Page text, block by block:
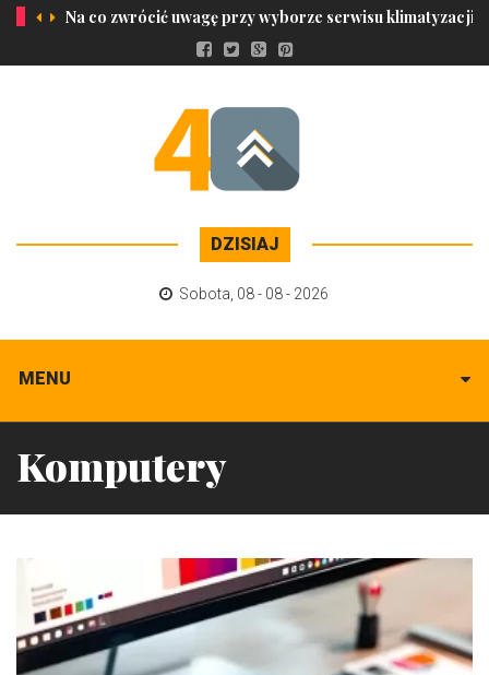
Na co zwrócić uwagę przy wyborze serwisu klimatyzacji?
DZISIAJ
Sobota 08 - 08 - 2026
MENU
Komputery